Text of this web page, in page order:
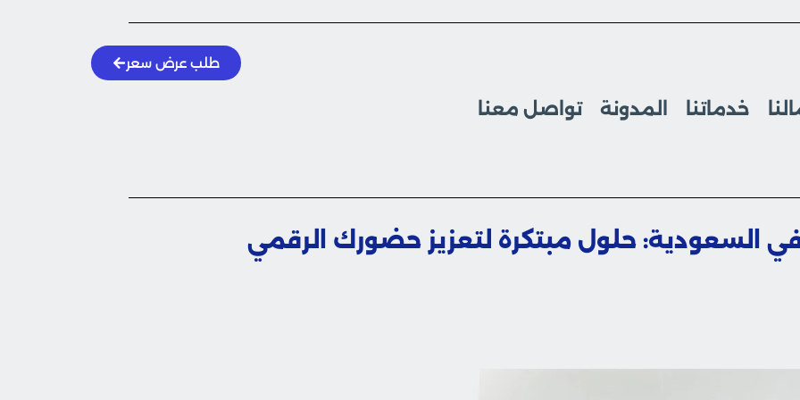
خدماتنا المدونة تواصل معنا
طلب عرض سعر
السعودية: حلول مبتكرة لتعزيز حضورك الرقمي